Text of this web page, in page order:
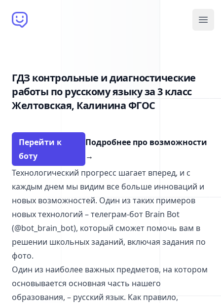
Brain Bot
ГДЗ контрольные и диагностические
работы по русскому языку за 3 класс
Желтовская, Калинина ФГОС
Перейти к
боту
Подробнее про возможности
→
Технологический прогресс шагает вперед, и с
каждым днем мы видим все больше инноваций и
новых возможностей. Один из таких примеров
новых технологий – телеграм-бот Brain Bot
(@bot_brain_bot), который сможет помочь вам в
решении школьных заданий, включая задания по
фото.
Один из наиболее важных предметов, на котором
основывается основная часть нашего
образования, – русский язык. Как правило,